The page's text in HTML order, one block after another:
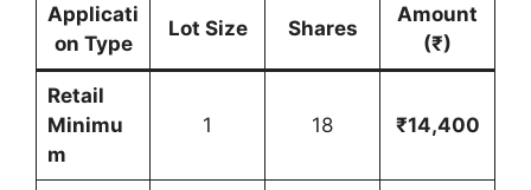
Applicati
on Type
Lot Size Shares
Amount
(₹)
Retail
Minimu
m
1 18 ₹14,400